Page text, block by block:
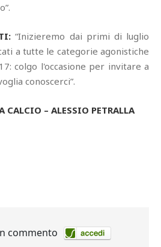
“Inizieremo dai primi di luglio
a tutte le categorie agonistiche
colgo l'occasione per invitare a
conoscerci”.
CALCIO – ALESSIO PETRALLA